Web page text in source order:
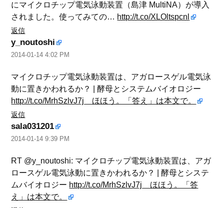
にマイクロチップ電気泳動装置（島津 MultiNA）が導入
されました。使ってみての… http://t.co/XLOltspcnl
返信
y_noutoshi
2014-01-14 4:02 PM
マイクロチップ電気泳動装置は、アガロースゲル電気泳
動に置きかわれるか？ | 酵母とシステムバイオロジー
http://t.co/MrhSzlvJ7j ほほう。「答え」は本文で。
返信
sala031201
2014-01-14 9:39 PM
RT @y_noutoshi: マイクロチップ電気泳動装置は、アガ
ロースゲル電気泳動に置きかわれるか？ | 酵母とシステ
ムバイオロジー http://t.co/MrhSzlvJ7j ほほう。「答
え」は本文で。